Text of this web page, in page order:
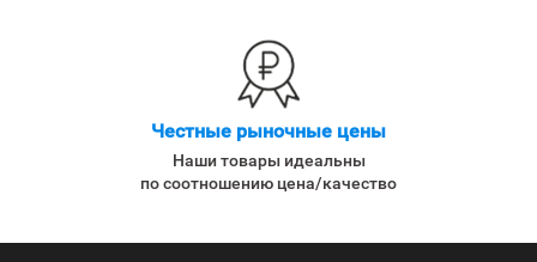
Честные рыночные цены
Наши товары идеальны
по соотношению цена/качество